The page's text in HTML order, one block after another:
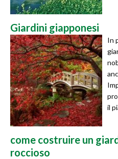
Giardini giapponesi
In
il
come costruire un
roccioso